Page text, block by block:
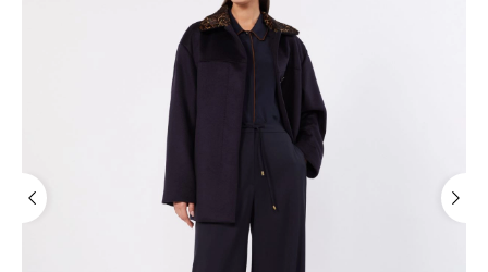
Password dimenticata?
ACCEDI
Login
ACCEDI CON GOOGLE
ACCEDI CON FACEBOOK